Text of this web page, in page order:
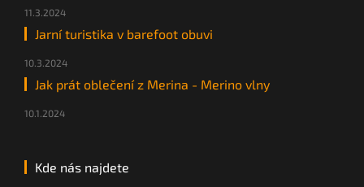
11.3.2024
Jarní turistika v barefoot obuvi
10.3.2024
Jak prát oblečení z Merina - Merino vlny
10.1.2024
Kde nás najdete